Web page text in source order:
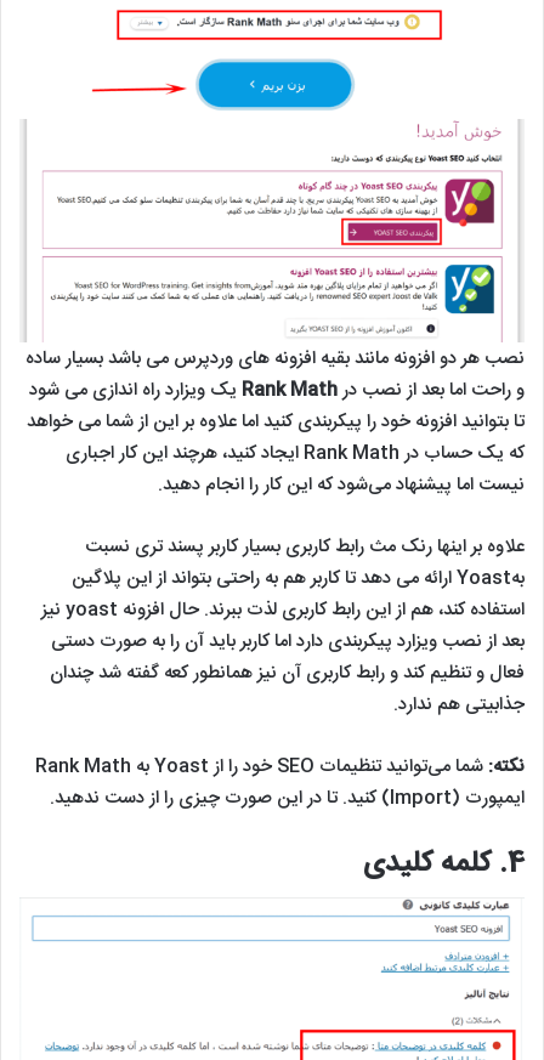
نصب هر دو افزونه مانند بقیه افزونه های وردپرس می باشد بسیار ساده
و راحت اما بعد از نصب درRank Math یک ویزارد راه اندازی می شود
تا بتوانید افزونه خود را پیکربندی کنید اما علاوه بر این از شما می خواهد
که یک حساب در Rank Math ایجاد کنید، هرچند این کار اجباری
نیست اما پیشنهاد می‌شود که این کار را انجام دهید.
علاوه بر اینها رنک مث رابط کاربری بسیار کاربر پسند تری نسبت
بهYoast ارائه می دهد تا کاربر هم به راحتی بتواند از این پلاگین
استفاده کند، هم از این رابط کاربری لذت ببرند. حال افزونه yoast نیز
بعد از نصب ویزارد پیکربندی دارد اما کاربر باید آن را به صورت دستی
فعال و تنظیم کند و رابط کاربری آن نیز همانطور کعه گفته شد چندان
جذابیتی هم ندارد.
نکته:
شما می‌توانید تنظیمات SEO خود را از Yoast به Rank Math
ایمپورت (Import) کنید. تا در این صورت چیزی را از دست ندهید.
4. کلمه کلیدی